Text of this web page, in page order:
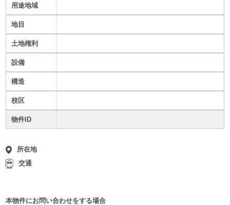
用途地域
地目
土地権利
設備
構造
校区
物件ID
所在地
交通
本物件にお問い合わせをする場合